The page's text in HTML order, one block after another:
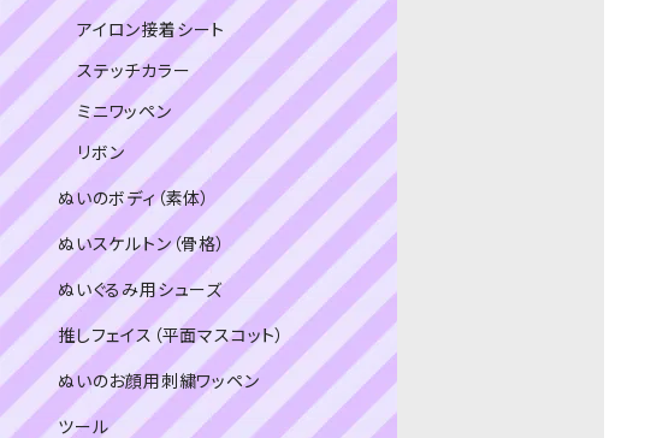
アイロン接着シート
ステッチカラー
ミニワッペン
リボン
ぬいのボディ（素体）
ぬいスケルトン（骨格）
ぬいぐるみ用シューズ
推しフェイス（平面マスコット）
ぬいのお顔用刺繍ワッペン
ツール